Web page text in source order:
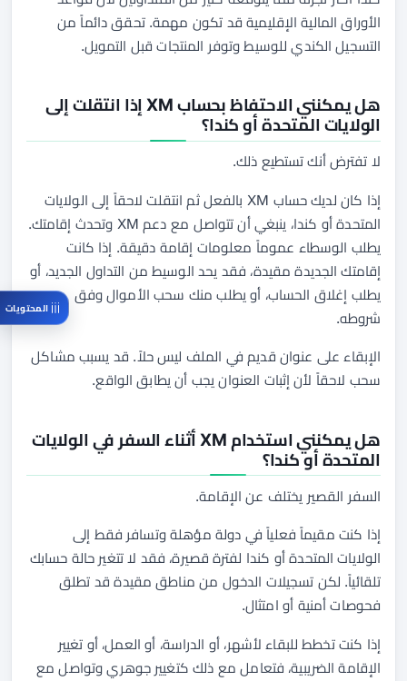
الأوراق المالية الإقليمية قد تكون مهمة. تحقق دائماً من
التسجيل الكندي للوسيط وتوفر المنتجات قبل التمويل.
هل يمكنني الاحتفاظ بحساب XM إذا انتقلت إلى
الولايات المتحدة أو كندا؟
لا تفترض أنك تستطيع ذلك.
إذا كان لديك حساب XM بالفعل ثم انتقلت لاحقاً إلى الولايات
المتحدة أو كندا، ينبغي أن تتواصل مع دعم XM وتحدث إقامتك.
يطلب الوسطاء عموماً معلومات إقامة دقيقة. إذا كانت
إقامتك الجديدة مقيدة، فقد يحد الوسيط من التداول الجديد، أو
يطلب إغلاق الحساب، أو يطلب منك سحب الأموال وفق
شروطه.
الإبقاء على عنوان قديم في الملف ليس حلاً. قد يسبب مشاكل
سحب لاحقاً لأن إثبات العنوان يجب أن يطابق الواقع.
هل يمكنني استخدام XM أثناء السفر في الولايات
المتحدة أو كندا؟
السفر القصير يختلف عن الإقامة.
إذا كنت مقيماً فعلياً في دولة مؤهلة وتسافر فقط إلى
الولايات المتحدة أو كندا لفترة قصيرة، فقد لا تتغير حالة حسابك
تلقائياً. لكن تسجيلات الدخول من مناطق مقيدة قد تطلق
فحوصات أمنية أو امتثال.
إذا كنت تخطط للبقاء لأشهر، أو الدراسة، أو العمل، أو تغيير
الإقامة الضريبية، فتعامل مع ذلك كتغيير جوهري وتواصل مع
المحتويات